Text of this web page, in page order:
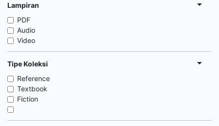
Lampiran
PDF
Audio
Video
Tipe Koleksi
Reference
Textbook
Fiction